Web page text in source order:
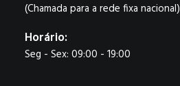
(Chamada para a rede fixa nacional)
Horário:
Seg - Sex: 09:00 - 19:00